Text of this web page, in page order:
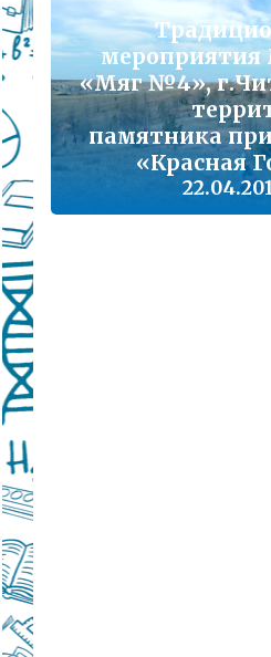
Подробнее...
«Мяг №4»,
памятника
«Красная